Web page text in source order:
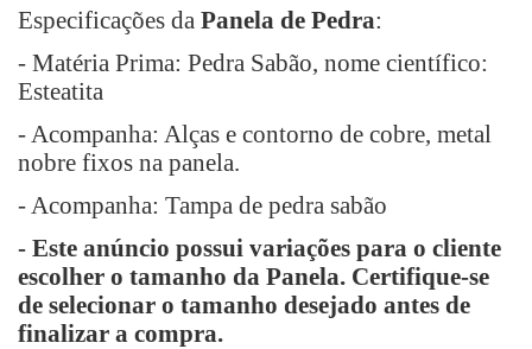
Especificações da Panela de Pedra:
- Matéria Prima: Pedra Sabão, nome científico:
Esteatita
- Acompanha: Alças e contorno de cobre, metal
nobre fixos na panela.
- Acompanha: Tampa de pedra sabão
- Este anúncio possui variações para o cliente
escolher o tamanho da Panela. Certifique-se
de selecionar o tamanho desejado antes de
finalizar a compra.